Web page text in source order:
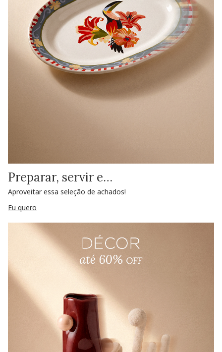
Preparar, servir e…
Aproveitar essa seleção de achados!
Eu quero